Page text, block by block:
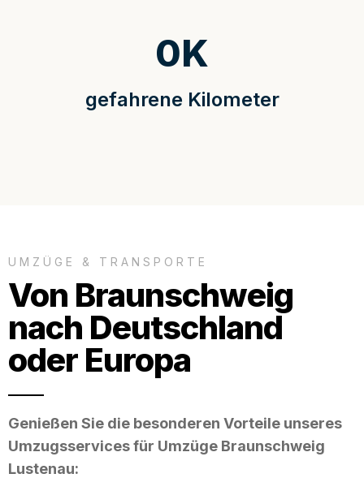
gefahrene Kilometer
0K
UMZÜGE & TRANSPORTE
Von Braunschweig
nach Deutschland
oder Europa
Genießen Sie die besonderen Vorteile unseres
Umzugsservices für Umzüge Braunschweig
Lustenau: